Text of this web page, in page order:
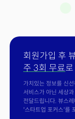
회원가입 후
주 3회 무료
가치있는 정보를 신
서비스가 아닌 세상
전달드립니다. 뷰스
'스타트업 포커스'를